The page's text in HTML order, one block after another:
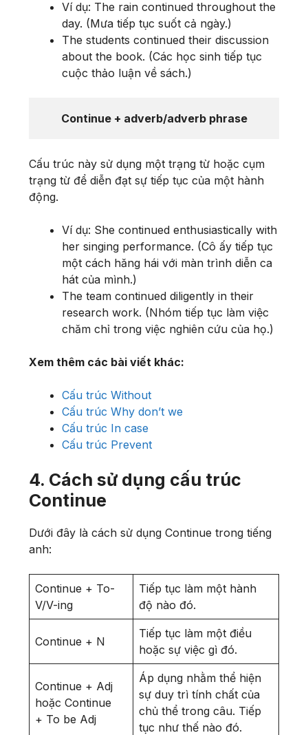
Ví dụ: The rain continued throughout the
day. (Mưa tiếp tục suốt cả ngày.)
The students continued their discussion
about the book. (Các học sinh tiếp tục
cuộc thảo luận về sách.)
Continue + adverb/adverb phrase
Cấu trúc này sử dụng một trạng từ hoặc cụm
trạng từ để diễn đạt sự tiếp tục của một hành
động.
Ví dụ: She continued enthusiastically with
her singing performance. (Cô ấy tiếp tục
một cách hăng hái với màn trình diễn ca
hát của mình.)
The team continued diligently in their
research work. (Nhóm tiếp tục làm việc
chăm chỉ trong việc nghiên cứu của họ.)
Xem thêm các bài viết khác:
Cấu trúc Without
Cấu trúc Why don’t we
Cấu trúc In case
Cấu trúc Prevent
4. Cách sử dụng cấu trúc
Continue
Dưới đây là cách sử dụng Continue trong tiếng
anh:
Continue + To-
V/V-ing
Tiếp tục làm một hành
độ nào đó.
Continue + N
Tiếp tục làm một điều
hoặc sự việc gì đó.
Continue + Adj
hoặc Continue
+ To be Adj
Áp dụng nhằm thể hiện
sự duy trì tính chất của
chủ thể trong câu. Tiếp
tục như thế nào đó.